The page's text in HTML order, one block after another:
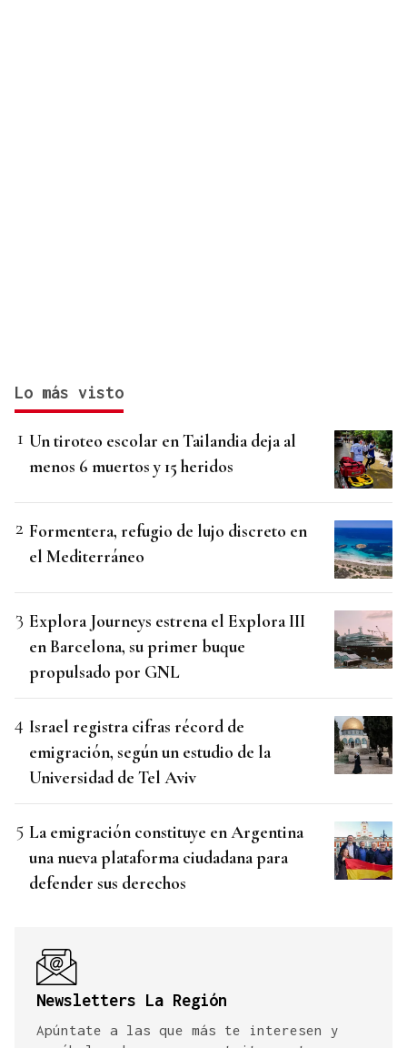
Lo más visto
Un tiroteo escolar en Tailandia deja al
menos 6 muertos y 15 heridos
Formentera, refugio de lujo discreto en
el Mediterráneo
Explora Journeys estrena el Explora III
en Barcelona, su primer buque
propulsado por GNL
Israel registra cifras récord de
emigración, según un estudio de la
Universidad de Tel Aviv
La emigración constituye en Argentina
una nueva plataforma ciudadana para
defender sus derechos
Newsletters La Región
Apúntate a las que más te interesen y